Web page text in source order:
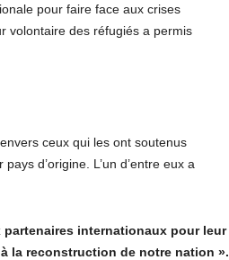
pour faire face aux crises
volontaire des réfugiés a permis
ceux qui les ont soutenus
d’origine. L’un d’entre eux a
internationaux pour leur
la reconstruction de notre nation ».